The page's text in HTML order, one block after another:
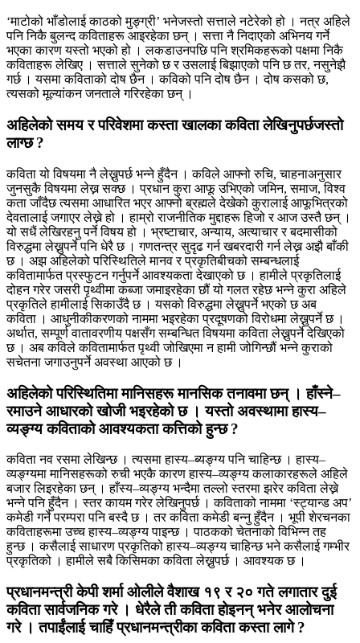
‘माटोको भाँडोलाई काठको मुङ्ग्री’ भनेजस्तो सत्ताले नटेरेको हो । नत्र अहिले
पनि निकै बुलन्द कविताहरू आइरहेका छन् । सत्ता नै निदाएको अभिनय गर्ने
भएका कारण यस्तो भएको हो । लकडाउनपछि पनि श्रमिकहरूको पक्षमा निकै
कविताहरू लेखिए । सत्ताले सुनेको छ र उसलाई बिझाएको पनि छ तर, नसुनेझै
गर्छ । यसमा कविताको दोष छैन । कविको पनि दोष छैन । दोष कसको छ,
त्यसको मूल्यांकन जनताले गरिरहेका छन् ।
अहिलेको समय र परिवेशमा कस्ता खालका कविता लेखिनुपर्छजस्तो
लाग्छ ?
कविता यो विषयमा नै लेख्नुपर्छ भन्ने हुँदैन । कविले आफ्नो रुचि, चाहनाअनुसार
जुनसुकै विषयमा लेख्न सक्छ । प्रधान कुरा आफू उभिएको जमिन, समाज, विश्व
कता जाँदैछ त्यसमा आधारित भएर आफ्नो ब्रह्मले देखेको कुरालाई आफूभित्रको
देवतालाई जगाएर लेख्ने हो । हाम्रो राजनीतिक मुद्दाहरू हिजो र आज उस्तै छन् ।
यो सधैं लेखिरहनु पर्ने विषय हो । भ्रष्टाचार, अन्याय, अत्याचार र बदमासीको
विरुद्धमा लेख्नुपर्ने पनि धेरै छ । गणतन्त्र सुदृढ गर्न खबरदारी गर्न लेख्न अझै बाँकी
छ । अझ अहिलेको परिस्थितिले मानव र प्रकृतिबीचको सम्बन्धलाई
कवितामार्फत प्रस्फुटन गर्नुपर्ने आवश्यकता देखाएको छ । हामीले प्रकृतिलाई
दोहन गरेर जसरी पृथ्वीमा कब्जा जमाइरहेका छौं यो गलत रहेछ भन्ने कुरा अहिले
प्रकृतिले हामीलाई सिकाउँदै छ । यसको विरुद्धमा लेख्नुपर्ने भएको छ अब
कविता । आधुनीकीकरणको नाममा भइरहेका प्रदूषणको विरोधमा लेख्नुपर्ने छ ।
अर्थात, सम्पूर्ण वातावरणीय पक्षसँग सम्बन्धित विषयमा कविता लेख्नुपर्ने देखिएको
छ । अब कविले कवितामार्फत पृथ्वी जोखिएमा न हामी जोगिन्छौं भन्ने कुराको
सचेतना जगाउनुपर्ने अवस्था आएको छ ।
अहिलेको परिस्थितिमा मानिसहरू मानसिक तनावमा छन् । हाँस्ने–
रमाउने आधारको खोजी भइरहेको छ । यस्तो अवस्थामा हास्य–
व्यङ्ग्य कविताको आवश्यकता कत्तिको हुन्छ ?
कविता नव रसमा लेखिन्छ । त्यसमा हास्य–ब्यङ्ग्य पनि चाहिन्छ । हास्य–
व्यङ्ग्यमा मानिसहरूको रुची भएकै कारण हास्य–व्यङ्ग्य कलाकारहरूले अहिले
बजार लिइरहेका छन् । हाँस्य–व्यङ्ग्य भन्दैमा तल्लो स्तरमा झरेर कविता लेख्ने
भन्ने पनि हुँदैन । स्तर कायम गरेर लेखिनुपर्छ । कविताको नाममा ‘स्ट्यान्ड अप’
कमेडी गर्ने परम्परा पनि बस्दै छ । तर कविता कमेडी बन्नु हुँदैन । भूपी शेरचनका
कविताहरूमा उच्च हास्य–व्यङ्ग्य पाइन्छ । पाठकको चेतनाको विभिन्न तह
हुन्छ । कसैलाई साधारण प्रकृतिको हास्य–व्यङ्ग्य चाहिन्छ भने कसैलाई गम्भीर
प्रकृतिको । हामीले सबै किसिमका कविता लेख्नुपर्छ । आवश्यक छ ।
प्रधानमन्त्री केपी शर्मा ओलीले वैशाख १९ र २० गते लगातार दुई
कविता सार्वजनिक गरे । धेरैले ती कविता होइनन् भनेर आलोचना
गरे । तपाईंलाई चाहिँ प्रधानमन्त्रीका कविता कस्ता लागे ?